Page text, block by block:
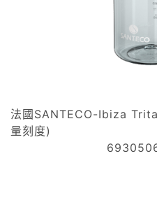
法國SANTECO-Ibiza
量刻度)